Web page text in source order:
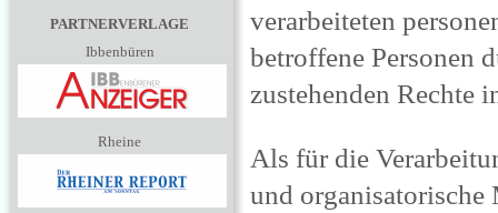
PARTNERVERLAGE
Ibbenbüren
Rheine
verarbeiteten
betroffene Personen
zustehenden Rechte
Als für die
und organisatorische